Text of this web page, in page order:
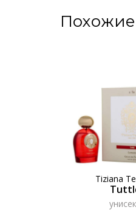
Tiziana